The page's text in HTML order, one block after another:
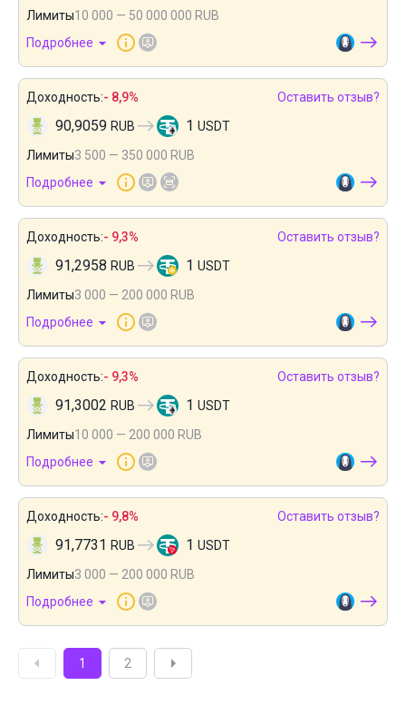
Лимиты10 000 — 50 000 000 RUB
Подробнее
Доходность:- 8,9% Оставить отзыв?
90,9059 RUB 1 USDT
Лимиты3 500 — 350 000 RUB
Подробнее
Доходность:- 9,3% Оставить отзыв?
91,2958 RUB 1 USDT
Лимиты3 000 — 200 000 RUB
Подробнее
Доходность:- 9,3% Оставить отзыв?
91,3002 RUB 1 USDT
Лимиты10 000 — 200 000 RUB
Подробнее
Доходность:- 9,8% Оставить отзыв?
91,7731 RUB 1 USDT
Лимиты3 000 — 200 000 RUB
Подробнее
1 2